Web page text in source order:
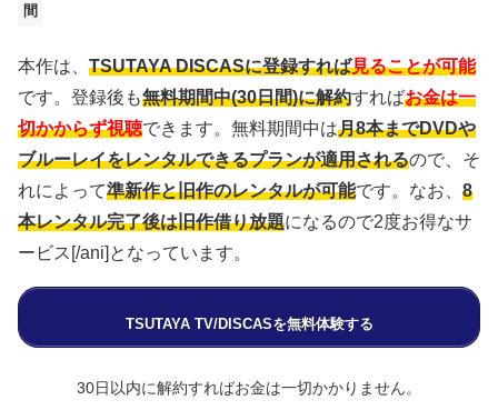
間
本作は、 TSUTAYA DISCASに登録すれば見ることが可能
です。登録後も無料期間中(30日間)に解約すればお金は一
切かからず視聴できます。無料期間中は月8本までDVDや
ブルーレイをレンタルできるプランが適用されるので、そ
れによって準新作と旧作のレンタルが可能です。なお、 8
本レンタル完了後は旧作借り放題になるので2度お得なサ
ービス[/ani]となっています。
TSUTAYA TV/DISCASを無料体験する
30日以内に解約すればお金は一切かかりません。